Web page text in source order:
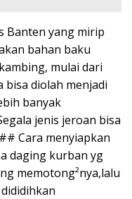
Banten yang mirip
bahan baku
mulai dari
diolah menjadi
banyak
jenis jeroan bisa
Cara menyiapkan
daging kurban yg
memotong²nya,lalu